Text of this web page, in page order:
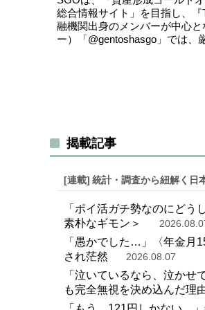
総合情報サイト」を目指し、
融機関出身のメンバーが中心
ー）
「@gentoshasgo」 では、
揭載記事
[連載] 統計・調査から紐解く日
「ポイ活ガチ勢なのにど
素朴なギモン＞
「愚かでした…」〈年金月
され茫然
2026.08.07
「泣いているなら、泣か
も完全無視を決め込んだ理